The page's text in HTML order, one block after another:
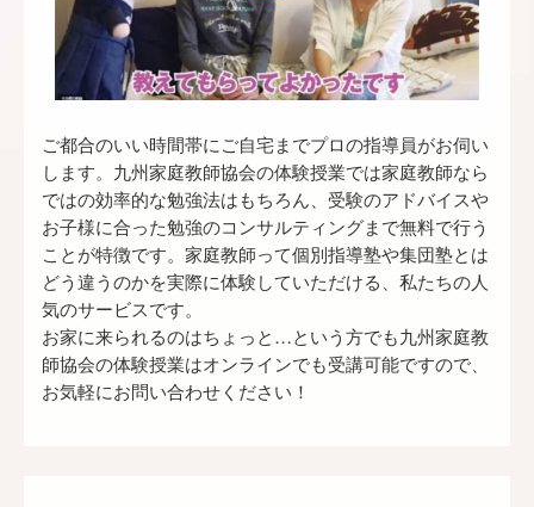
ご都合のいい時間帯にご自宅までプロの指導員がお伺い
します。九州家庭教師協会の体験授業では家庭教師なら
ではの効率的な勉強法はもちろん、受験のアドバイスや
お子様に合った勉強のコンサルティングまで無料で行う
ことが特徴です。家庭教師って個別指導塾や集団塾とは
どう違うのかを実際に体験していただける、私たちの人
気のサービスです。
お家に来られるのはちょっと…という方でも九州家庭教
師協会の体験授業はオンラインでも受講可能ですので、
お気軽にお問い合わせください！